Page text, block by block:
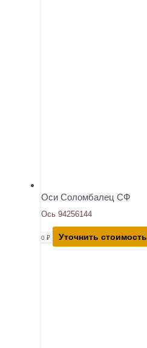
Оси Соломбалец СФ
Ось 94256144
0 ₽ Уточнить стоимость